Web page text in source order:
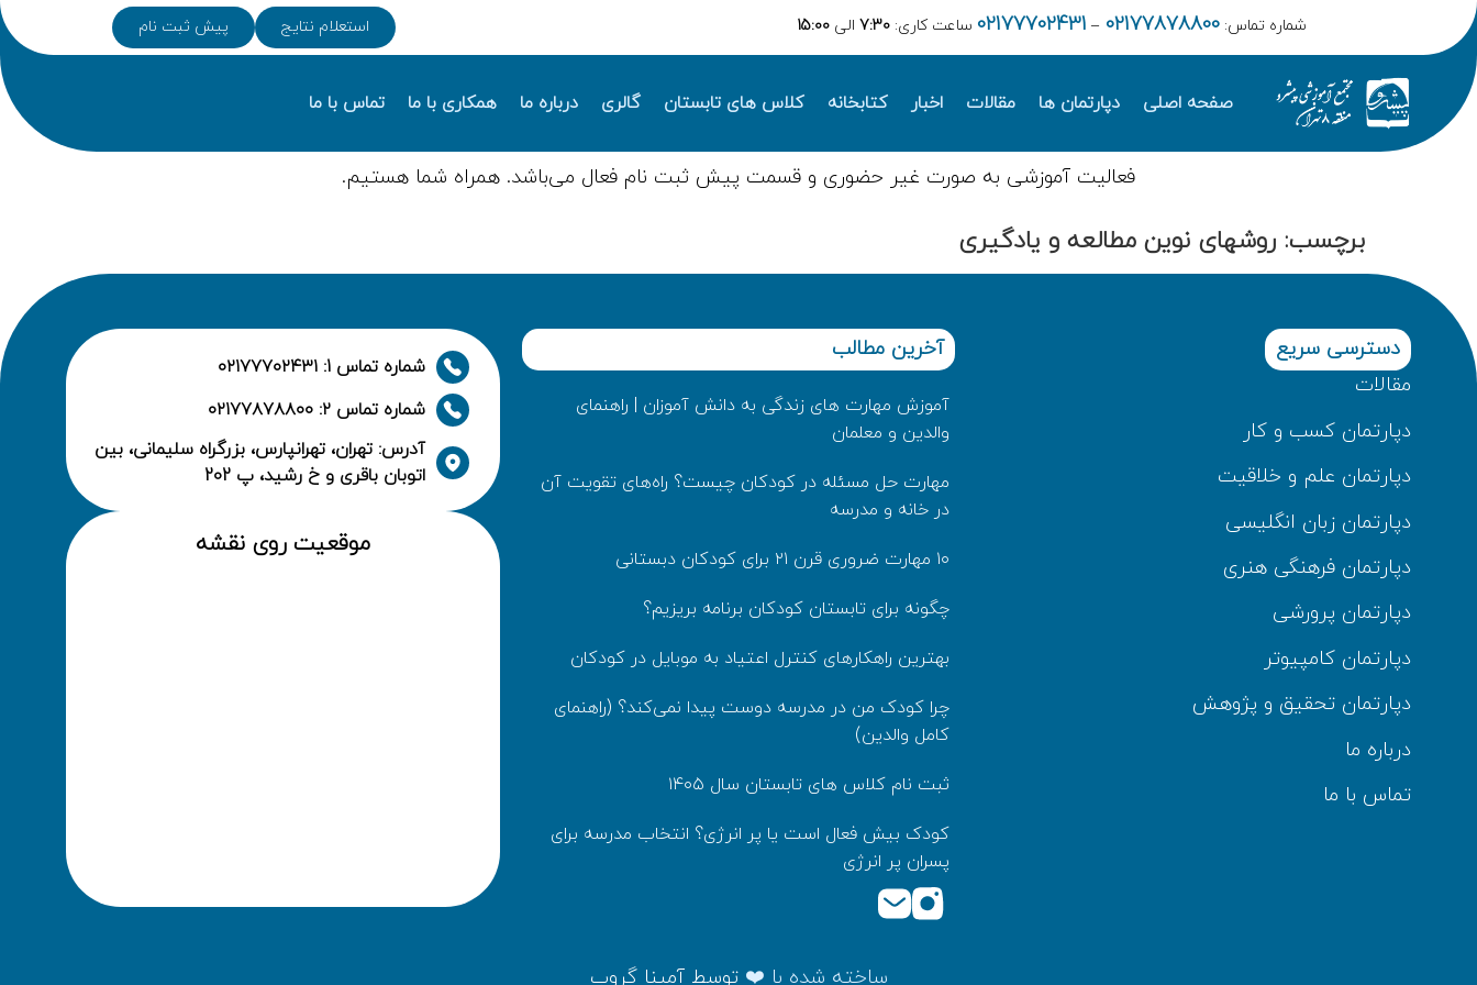
شماره تماس: 02177878800
–
02177702431 ساعت کاری: 7:30 الی 15:00 پیش ثبت نام استعلام نتایج
صفحه اصلی دپارتمان ها مقالات اخبار کتابخانه کلاس های تابستان گالری درباره ما همکاری با ما تماس با ما
فعالیت آموزشی به صورت غیر حضوری و قسمت پیش ثبت نام فعال می‌باشد. همراه شما هستیم.
برچسب: روشهای نوین مطالعه و یادگیری
دسترسی سریع
مقالات
دپارتمان کسب و کار
دپارتمان علم و خلاقیت
دپارتمان زبان انگلیسی
دپارتمان فرهنگی هنری
دپارتمان پرورشی
دپارتمان کامپیوتر
دپارتمان تحقیق و پژوهش
درباره ما
تماس با ما
آخرین مطالب
آموزش مهارت های زندگی به دانش‌ آموزان | راهنمای
والدین و معلمان
مهارت حل مسئله در کودکان چیست؟ راه‌های تقویت آن
در خانه و مدرسه
۱۰ مهارت ضروری قرن ۲۱ برای کودکان دبستانی
چگونه برای تابستان کودکان برنامه بریزیم؟
بهترین راهکارهای کنترل اعتیاد به موبایل در کودکان
چرا کودک من در مدرسه دوست پیدا نمی‌کند؟ (راهنمای
کامل والدین)
ثبت نام کلاس های تابستان سال ۱۴۰۵
کودک بیش‌ فعال است یا پر انرژی؟ انتخاب مدرسه برای
پسران پر انرژی
شماره تماس 1: ۰۲۱۷۷۷۰۲۴۳۱
شماره تماس ۲: ۰۲۱۷۷۸۷۸۸۰۰
آدرس: تهران، تهرانپارس، بزرگراه سلیمانی، بین
اتوبان باقری و خ رشید، پ 202
موقعیت روی نقشه
ساخته شده با ❤️توسطآمینا گروپ